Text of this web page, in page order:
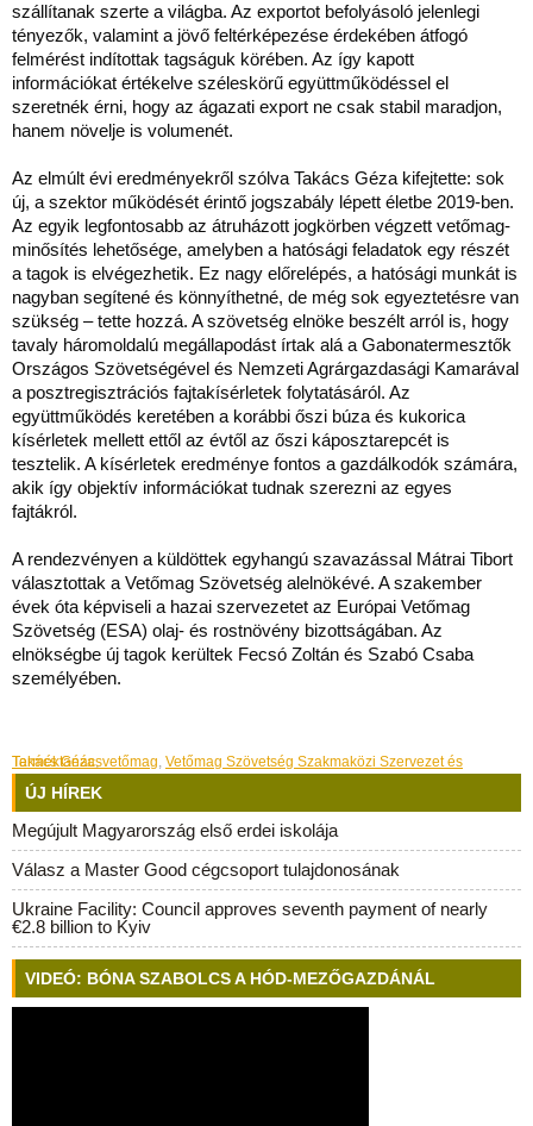
szállítanak szerte a világba. Az exportot befolyásoló jelenlegi
tényezők, valamint a jövő feltérképezése érdekében átfogó
felmérést indítottak tagságuk körében. Az így kapott
információkat értékelve széleskörű együttműködéssel el
szeretnék érni, hogy az ágazati export ne csak stabil maradjon,
hanem növelje is volumenét.
Az elmúlt évi eredményekről szólva Takács Géza kifejtette: sok
új, a szektor működését érintő jogszabály lépett életbe 2019-ben.
Az egyik legfontosabb az átruházott jogkörben végzett vetőmag-
minősítés lehetősége, amelyben a hatósági feladatok egy részét
a tagok is elvégezhetik. Ez nagy előrelépés, a hatósági munkát is
nagyban segítené és könnyíthetné, de még sok egyeztetésre van
szükség – tette hozzá. A szövetség elnöke beszélt arról is, hogy
tavaly háromoldalú megállapodást írtak alá a Gabonatermesztők
Országos Szövetségével és Nemzeti Agrárgazdasági Kamarával
a posztregisztrációs fajtakísérletek folytatásáról. Az
együttműködés keretében a korábbi őszi búza és kukorica
kísérletek mellett ettől az évtől az őszi káposztarepcét is
tesztelik. A kísérletek eredménye fontos a gazdálkodók számára,
akik így objektív információkat tudnak szerezni az egyes
fajtákról.
A rendezvényen a küldöttek egyhangú szavazással Mátrai Tibort
választottak a Vetőmag Szövetség alelnökévé. A szakember
évek óta képviseli a hazai szervezetet az Európai Vetőmag
Szövetség (ESA) olaj- és rostnövény bizottságában. Az
elnökségbe új tagok kerültek Fecsó Zoltán és Szabó Csaba
személyében.
Takács Géza,vetőmag,
Vetőmag Szövetség Szakmaközi Szervezet és Terméktanács
ÚJ HÍREK
Megújult Magyarország első erdei iskolája
Válasz a Master Good cégcsoport tulajdonosának
Ukraine Facility: Council approves seventh payment of nearly
€2.8 billion to Kyiv
VIDEÓ: BÓNA SZABOLCS A HÓD-MEZŐGAZDÁNÁL